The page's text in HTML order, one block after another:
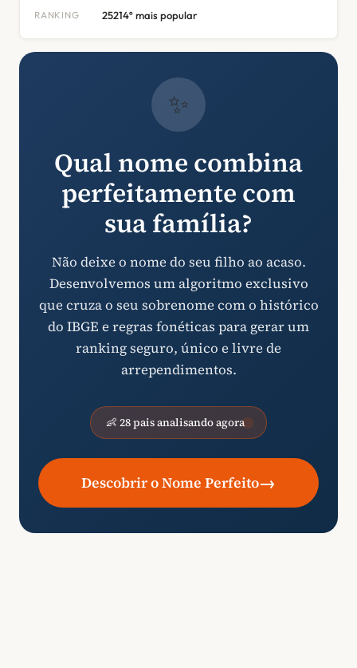
RANKING 25214º mais popular
✨
Qual nome combina
perfeitamente com
sua família?
Não deixe o nome do seu filho ao acaso.
Desenvolvemos um algoritmo exclusivo
que cruza o seu sobrenome com o histórico
do IBGE e regras fonéticas para gerar um
ranking seguro, único e livre de
arrependimentos.
👶 28 pais analisando agora
Descobrir o Nome Perfeito→